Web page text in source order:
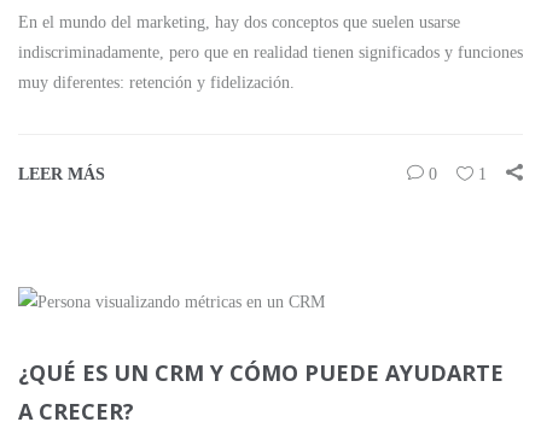
En el mundo del marketing, hay dos conceptos que suelen usarse
indiscriminadamente, pero que en realidad tienen significados y funciones
muy diferentes: retención y fidelización.
LEER MÁS 0 1
¿QUÉ ES UN CRM Y CÓMO PUEDE AYUDARTE
A CRECER?